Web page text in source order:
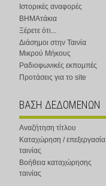
Ιστορικές αναφορές
ΒΗΜΑτάκια
Ξέρετε ότι...
Διάσημοι στην Ταινία
Μικρού Μήκους
Ραδιοφωνικές εκπομπές
Προτάσεις για το site
ΒΑΣΗ ΔΕΔΟΜΕΝΩΝ
Αναζήτηση τίτλου
Καταχώρηση / επεξεργασία
ταινίας
Βοήθεια καταχώρησης
ταινίας